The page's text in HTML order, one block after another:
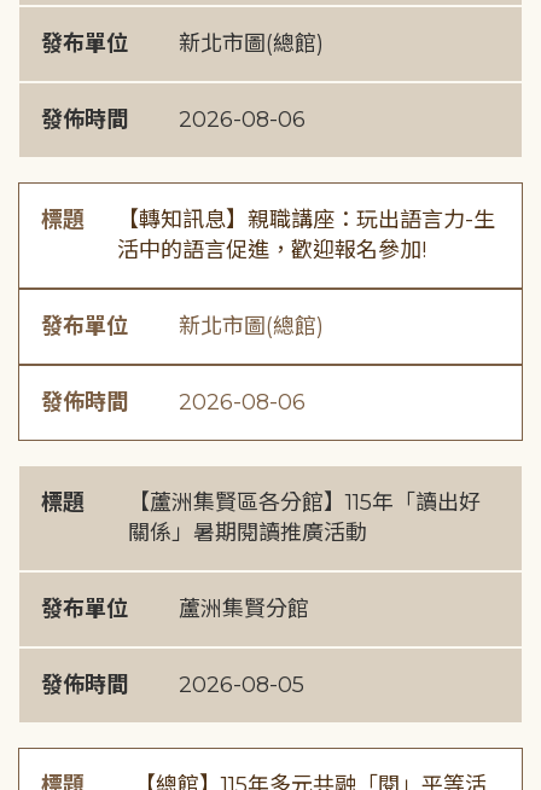
發布單位 新北市圖(總館)
發佈時間 2026-08-06
標題
【轉知訊息】親職講座：玩出語言力-生
活中的語言促進，歡迎報名參加!
發布單位 新北市圖(總館)
發佈時間 2026-08-06
標題
【蘆洲集賢區各分館】115年「讀出好
關係」暑期閱讀推廣活動
發布單位 蘆洲集賢分館
發佈時間 2026-08-05